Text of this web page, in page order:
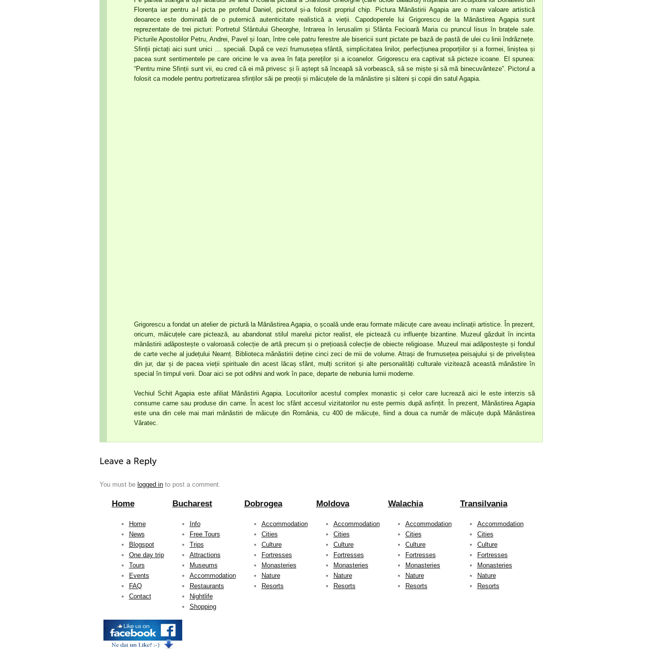
Florența iar pentru a-l picta pe profetul Daniel, pictorul și-a folosit propriul chip. Pictura Mănăstirii Agapia are o mare valoare artistică
deoarece este dominată de o puternică autenticitate realistică a vieții. Capodoperele lui Grigorescu de la Mănăstirea Agapia sunt
reprezentate de trei picturi: Portretul Sfântului Gheorghe, Intrarea în Ierusalim și Sfânta Fecioară Maria cu pruncul Iisus în brațele sale.
Picturile Apostolilor Petru, Andrei, Pavel și Ioan, între cele patru ferestre ale bisericii sunt pictate pe bază de pastă de ulei cu linii îndrăznețe.
Sfinții pictați aici sunt unici … speciali. După ce vezi frumusețea sfântă, simplicitatea linilor, perfecțiunea proporțiilor și a formei, liniștea și
pacea sunt sentimentele pe care oricine le va avea în fața pereților și a icoanelor. Grigorescu era captivat să picteze icoane. El spunea:
“Pentru mine Sfinții sunt vii, eu cred că ei mă privesc și îi aștept să înceapă să vorbească, să se miște și să mă binecuvânteze”. Pictorul a
folosit ca modele pentru portretizarea sfinților săi pe preoții și măicuțele de la mănăstire și săteni și copii din satul Agapia.
Grigorescu a fondat un atelier de pictură la Mănăstirea Agapia, o școală unde erau formate măicuțe care aveau inclinații artistice. În prezent,
oricum, măicuțele care pictează, au abandonat stilul marelui pictor realist, ele pictează cu influențe bizantine. Muzeul găzduit în incinta
mănăstirii adăpostește o valoroasă colecție de artă precum și o prețioasă colecție de obiecte religioase. Muzeul mai adăpostește și fondul
de carte veche al județului Neamț. Biblioteca mănăstirii deține cinci zeci de mii de volume. Atrași de frumusețea peisajului și de priveliștea
din jur, dar și de pacea vieții spirituale din acest lăcaș sfânt, mulți scriitori și alte personalități culturale vizitează această mănăstire în
special în timpul verii. Doar aici se pot odihni and work în pace, departe de nebunia lumii moderne.
Vechiul Schit Agapia este afiliat Mănăstirii Agapia. Locuitorilor acestul complex monastic și celor care lucrează aici le este interzis să
consume carne sau produse din carne. În acest loc sfânt accesul vizitatorilor nu este permis după asfințit. În prezent, Mănăstirea Agapia
este una din cele mai mari mănăstiri de măicuțe din România, cu 400 de măicuțe, fiind a doua ca număr de măicuțe după Mănăstirea
Văratec.
You must be logged in to post a comment.
Home Bucharest Dobrogea Moldova Walachia Transilvania
Home
News
Blogspot
One day trip
Tours
Events
FAQ
Contact
Info
Free Tours
Trips
Attractions
Museums
Accommodation
Restaurants
Nightlife
Shopping
Accommodation
Cities
Culture
Fortresses
Monasteries
Nature
Resorts
Accommodation
Cities
Culture
Fortresses
Monasteries
Nature
Resorts
Accommodation
Cities
Culture
Fortresses
Monasteries
Nature
Resorts
Accommodation
Cities
Culture
Fortresses
Monasteries
Nature
Resorts